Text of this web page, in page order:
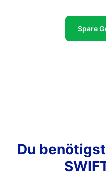
Spare
Du